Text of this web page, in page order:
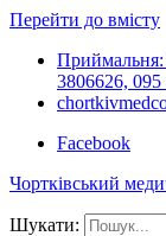
Перейти до вмісту
3806626,
Facebook
Чортківський
Шукати: